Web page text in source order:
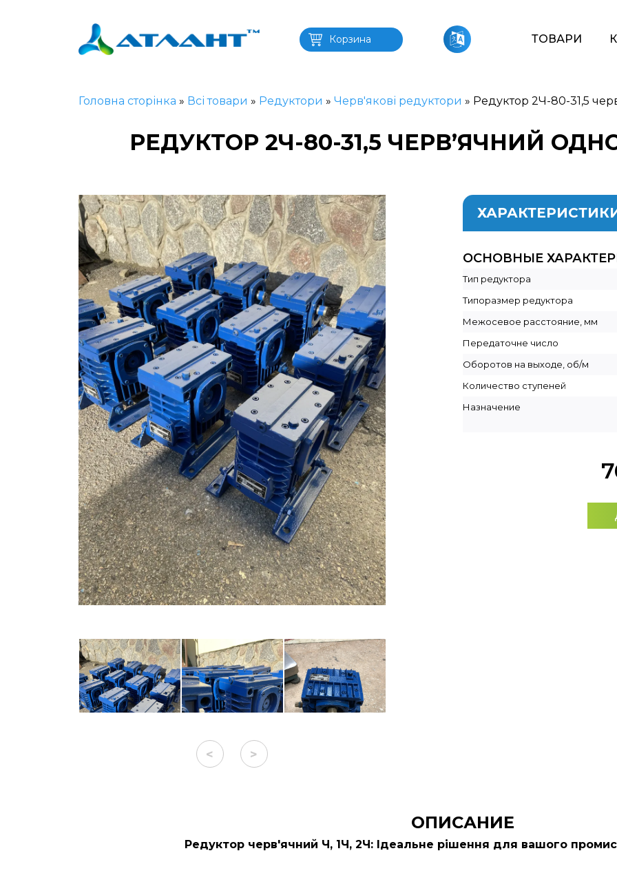
Корзина ТОВАРИ
Головна сторінка » Всі товари » Редуктори » Черв'якові редуктори » Редуктор 2Ч-80-31,5
РЕДУКТОР 2Ч-80-31,5 ЧЕРВ’ЯЧНИЙ
< >
ОСНОВНЫЕ
Тип редуктора
Типоразмер редуктора
Межосевое расстояние, мм
Передаточне число
Оборотов на выходе, об/м
Количество ступеней
Назначение
ОПИСАНИЕ
Редуктор черв'ячний Ч, 1Ч, 2Ч: Ідеальне рішення для вашого